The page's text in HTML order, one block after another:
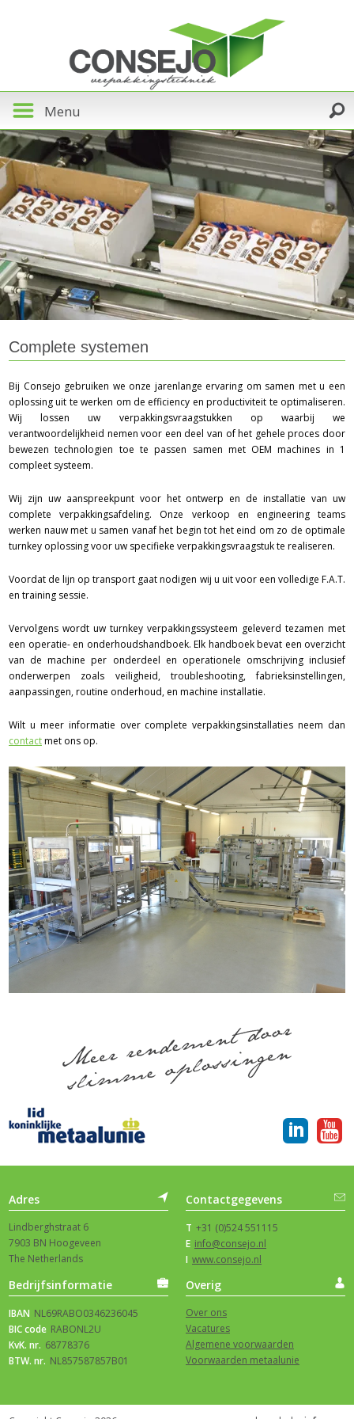
Menu
Complete systemen
Bij Consejo gebruiken we onze jarenlange ervaring om samen met u een
oplossing uit te werken om de efficiency en productiviteit te optimaliseren.
Wij lossen uw verpakkingsvraagstukken op waarbij we
verantwoordelijkheid nemen voor een deel van of het gehele proces door
bewezen technologien toe te passen samen met OEM machines in 1
compleet systeem.
Wij zijn uw aanspreekpunt voor het ontwerp en de installatie van uw
complete verpakkingsafdeling. Onze verkoop en engineering teams
werken nauw met u samen vanaf het begin tot het eind om zo de optimale
turnkey oplossing voor uw specifieke verpakkingsvraagstuk te realiseren.
Voordat de lijn op transport gaat nodigen wij u uit voor een volledige F.A.T.
en training sessie.
Vervolgens wordt uw turnkey verpakkingssysteem geleverd tezamen met
een operatie- en onderhoudshandboek. Elk handboek bevat een overzicht
van de machine per onderdeel en operationele omschrijving inclusief
onderwerpen zoals veiligheid, troubleshooting, fabrieksinstellingen,
aanpassingen, routine onderhoud, en machine installatie.
Wilt u meer informatie over complete verpakkingsinstallaties neem dan
contactmet ons op.
Adres
Lindberghstraat 6
7903 BN Hoogeveen
The Netherlands
Contactgegevens
T +31 (0)524 551115
E info@consejo.nl
I www.consejo.nl
Bedrijfsinformatie
IBAN NL69RABO0346236045
BIC code RABONL2U
KvK. nr. 68778376
BTW. nr. NL857587857B01
Overig
Over ons
Vacatures
Algemene voorwaarden
Voorwaarden metaalunie